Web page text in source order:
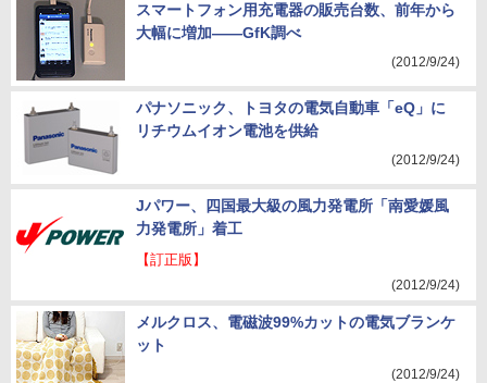
スマートフォン用充電器の販売台数、前年から
大幅に増加――GfK調べ
(2012/9/24)
パナソニック、トヨタの電気自動車「eQ」に
リチウムイオン電池を供給
(2012/9/24)
Jパワー、四国最大級の風力発電所「南愛媛風
力発電所」着工
【訂正版】
(2012/9/24)
メルクロス、電磁波99%カットの電気ブランケ
ット
(2012/9/24)